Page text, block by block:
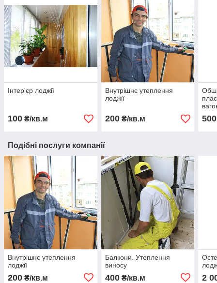
Інтер'єр лоджії
100 ₴/кв.м
Внутрішнє утеплення
лоджії
200₴/кв.м 500
Подібні послуги компанії
Внутрішнє утеплення
лоджії
200 ₴/кв.м
Балкони. Утеплення
виносу
400₴/кв.м 2